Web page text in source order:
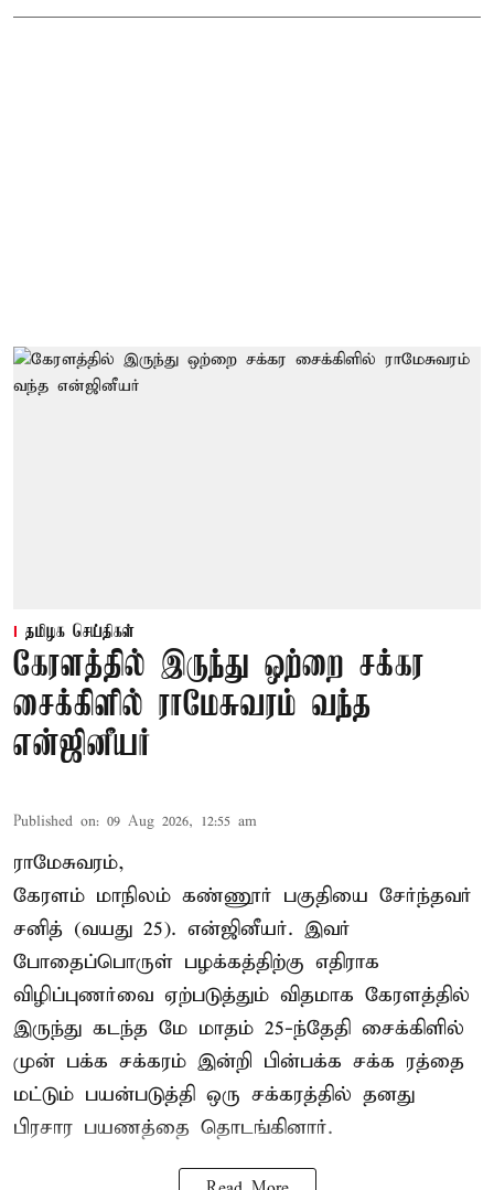
தமிழக செய்திகள்
கேரளத்தில் இருந்து ஒற்றை சக்கர
சைக்கிளில் ராமேசுவரம் வந்த
என்ஜினீயர்
Published on: 09 Aug 2026, 12:55 am
ராமேசுவரம்,
கேரளம் மாநிலம் கண்ணூர் பகுதியை சேர்ந்தவர்
சனித் (வயது 25). என்ஜினீயர். இவர்
போதைப்பொருள் பழக்கத்திற்கு எதிராக
விழிப்புணர்வை ஏற்படுத்தும் விதமாக கேரளத்தில்
இருந்து கடந்த மே மாதம் 25-ந்தேதி சைக்கிளில்
முன் பக்க சக்கரம் இன்றி பின்பக்க சக்க ரத்தை
மட்டும் பயன்படுத்தி ஒரு சக்கரத்தில் தனது
பிரசார பயணத்தை தொடங்கினார்.